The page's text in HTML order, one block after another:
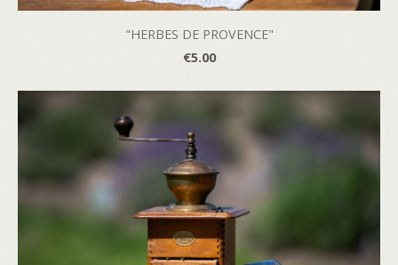
"HERBES DE PROVENCE"
€5.00